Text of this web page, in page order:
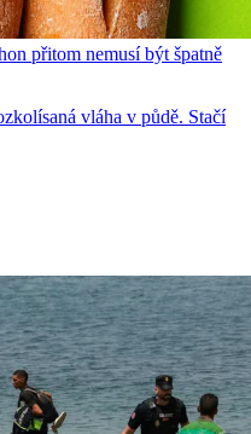
přitom nemusí být špatně
vláha v půdě. Stačí